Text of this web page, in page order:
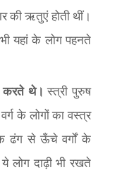
की ऋतुएं होती थीं।
यहां के लोग पहनते
करते थे। स्त्री पुरुष
के लोगों का वस्त्र
ढंग से ऊँचे वर्गों के
लोग दाढ़ी भी रखते